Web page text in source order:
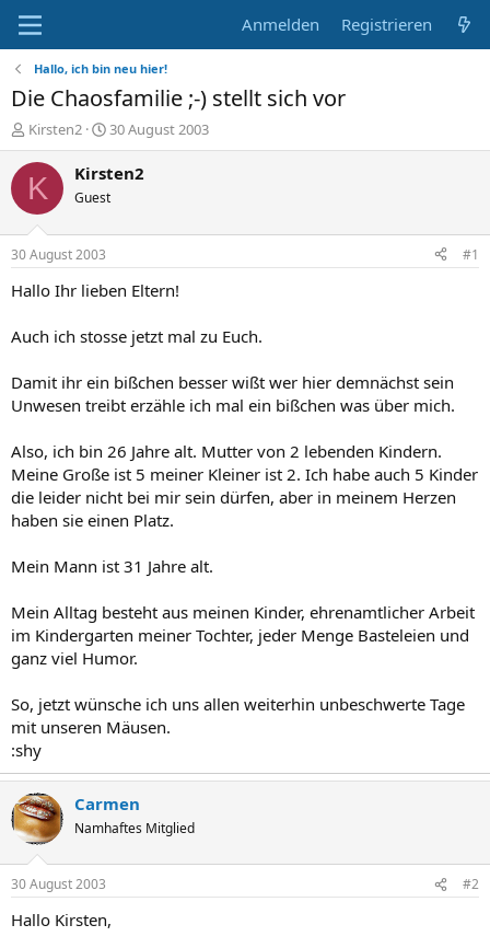
Anmelden Registrieren
Hallo, ich bin neu hier!
Die Chaosfamilie ;-) stellt sich vor
E
r
s
e
r
Kirsten2
E
r
s
e
t
a
30 August 2003
K Kirsten2
Guest
30 August 2003 #1
Hallo Ihr lieben Eltern!
Auch ich stosse jetzt mal zu Euch.
Damit ihr ein bißchen besser wißt wer hier demnächst sein
Unwesen treibt erzähle ich mal ein bißchen was über mich.
Also, ich bin 26 Jahre alt. Mutter von 2 lebenden Kindern.
Meine Große ist 5 meiner Kleiner ist 2. Ich habe auch 5 Kinder
die leider nicht bei mir sein dürfen, aber in meinem Herzen
haben sie einen Platz.
Mein Mann ist 31 Jahre alt.
Mein Alltag besteht aus meinen Kinder, ehrenamtlicher Arbeit
im Kindergarten meiner Tochter, jeder Menge Basteleien und
ganz viel Humor.
So, jetzt wünsche ich uns allen weiterhin unbeschwerte Tage
mit unseren Mäusen.
:shy
Carmen
Namhaftes Mitglied
30 August 2003 #2
Hallo Kirsten,